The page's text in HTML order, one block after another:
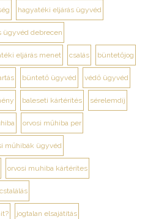
hagyatéki eljárás ügyvéd
ügyvéd debrecen
eljárás menet csalás büntetőjog
büntető ügyvéd védő ügyvéd
baleseti kártérítés sérelemdíj
orvosi műhiba per
műhibák ügyvéd
orvosi muhiba kártérítes
jogtalan elsajátítás